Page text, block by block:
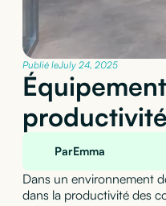
Publié leJuly 24, 2025
ParEmma
Dans un environnement
dans la productivité des